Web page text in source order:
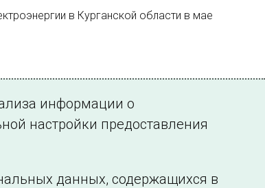
в Курганской области в мае
информации о
настройки предоставления
данных, содержащихся в